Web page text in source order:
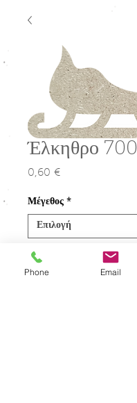
Έλκηθρο
0,60 €Τιμή
Μέγεθος *
Ποσότητα
Phone Email